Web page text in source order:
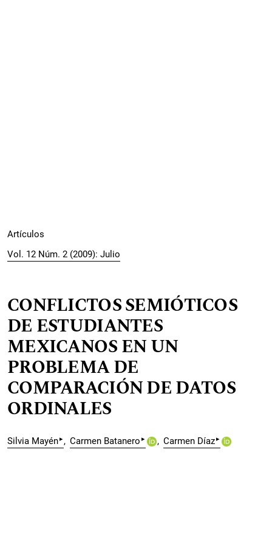
Artículos
Vol. 12 Núm. 2 (2009): Julio
CONFLICTOS SEMIÓTICOS
DE ESTUDIANTES
MEXICANOS EN UN
PROBLEMA DE
COMPARACIÓN DE DATOS
ORDINALES
Silvia Mayén▸ Carmen Batanero ▸ Carmen Díaz▸